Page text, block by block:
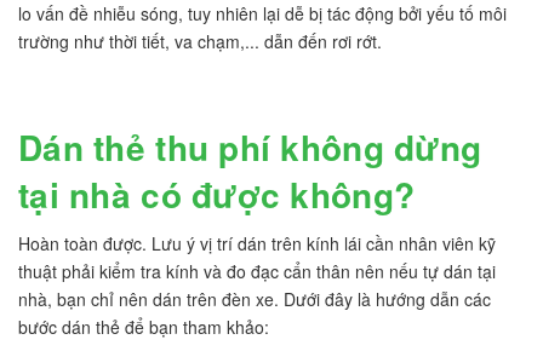
lo vấn đề nhiễu sóng, tuy nhiên lại dễ bị tác động bởi yếu tố môi
trường như thời tiết, va chạm,... dẫn đến rơi rớt.
Dán thẻ thu phí không dừng
tại nhà có được không?
Hoàn toàn được. Lưu ý vị trí dán trên kính lái cần nhân viên kỹ
thuật phải kiểm tra kính và đo đạc cẩn thân nên nếu tự dán tại
nhà, bạn chỉ nên dán trên đèn xe. Dưới đây là hướng dẫn các
bước dán thẻ để bạn tham khảo: